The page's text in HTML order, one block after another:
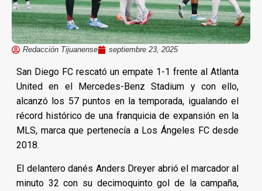
Redacción Tijuanense septiembre 23, 2025
San Diego FC rescató un empate 1-1 frente al Atlanta
United en el Mercedes-Benz Stadium y con ello,
alcanzó los 57 puntos en la temporada, igualando el
récord histórico de una franquicia de expansión en la
MLS, marca que pertenecía a Los Ángeles FC desde
2018.
El delantero danés Anders Dreyer abrió el marcador al
minuto 32 con su decimoquinto gol de la campaña,